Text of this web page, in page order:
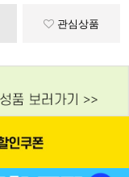
관심상품